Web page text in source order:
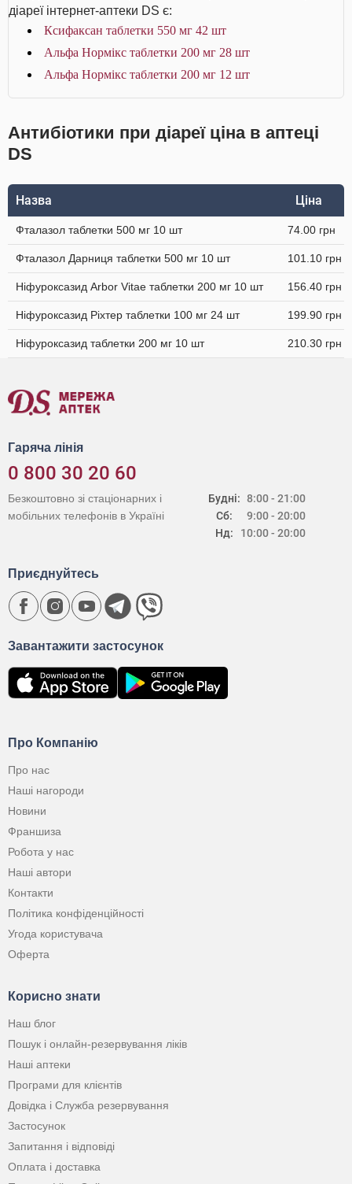
діареї інтернет-аптеки DS є:
Ксифаксан таблетки 550 мг 42 шт
Альфа Нормікс таблетки 200 мг 28 шт
Альфа Нормікс таблетки 200 мг 12 шт
Антибіотики при діареї ціна в аптеці
DS
Назва Ціна
Фталазол таблетки 500 мг 10 шт 74.00 грн
Фталазол Дарниця таблетки 500 мг 10 шт 101.10 грн
Ніфуроксазид Arbor Vitae таблетки 200 мг 10 шт 156.40 грн
Ніфуроксазид Ріхтер таблетки 100 мг 24 шт 199.90 грн
Ніфуроксазид таблетки 200 мг 10 шт 210.30 грн
Гаряча лінія
0 800 30 20 60
Будні:
Сб:
Нд:
8:00 - 21:00
9:00 - 20:00
10:00 - 20:00
Безкоштовно зі стаціонарних і
мобільних телефонів в Україні
Про Компанію
Про нас
Наші нагороди
Новини
Франшиза
Робота у нас
Наші автори
Контакти
Політика конфіденційності
Угода користувача
Оферта
Корисно знати
Наш блог
Пошук і онлайн-резервування ліків
Наші аптеки
Програми для клієнтів
Довідка і Служба резервування
Застосунок
Запитання і відповіді
Оплата і доставка
Завантажити застосунок
Приєднуйтесь